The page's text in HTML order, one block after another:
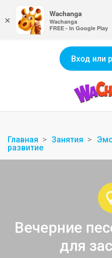
Вход или
Главная Занятия
развитие
Вечерние
для
×
Wachanga
Wachanga
FREE - In Google Play